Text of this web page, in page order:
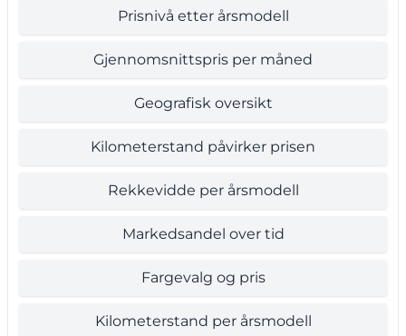
Prisnivå etter årsmodell
Gjennomsnittspris per måned
Geografisk oversikt
Kilometerstand påvirker prisen
Rekkevidde per årsmodell
Markedsandel over tid
Fargevalg og pris
Kilometerstand per årsmodell